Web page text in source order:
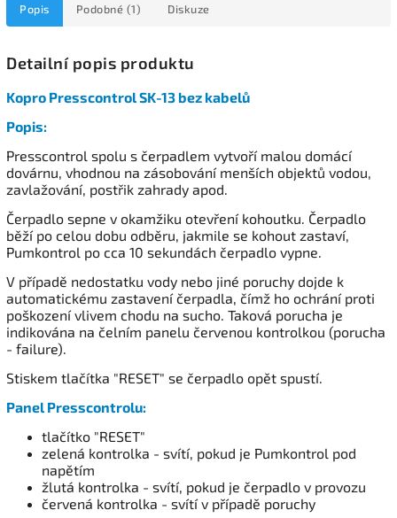
Popis Podobné (1) Diskuze
Detailní popis produktu
Kopro Presscontrol SK-13 bez kabelů
Popis:
Presscontrol spolu s čerpadlem vytvoří malou domácí
dovárnu, vhodnou na zásobování menších objektů vodou,
zavlažování, postřik zahrady apod.
Čerpadlo sepne v okamžiku otevření kohoutku. Čerpadlo
běží po celou dobu odběru, jakmile se kohout zastaví,
Pumkontrol po cca 10 sekundách čerpadlo vypne.
V případě nedostatku vody nebo jiné poruchy dojde k
automatickému zastavení čerpadla, čímž ho ochrání proti
poškození vlivem chodu na sucho. Taková porucha je
indikována na čelním panelu červenou kontrolkou (porucha
- failure).
Stiskem tlačítka "RESET" se čerpadlo opět spustí.
Panel Presscontrolu:
tlačítko "RESET"
zelená kontrolka - svítí, pokud je Pumkontrol pod
napětím
žlutá kontrolka - svítí, pokud je čerpadlo v provozu
červená kontrolka - svítí v případě poruchy